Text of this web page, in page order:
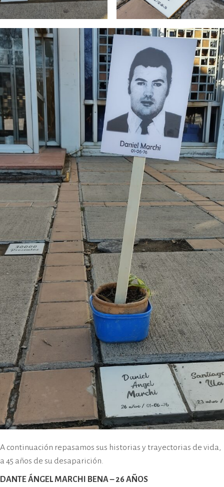
A continuación repasamos sus historias y trayectorias de vida,
a 45 años de su desaparición.
DANTE ÁNGEL MARCHI BENA – 26 AÑOS